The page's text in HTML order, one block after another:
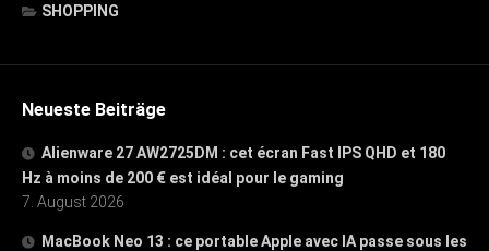
SHOPPING
Neueste Beiträge
Alienware 27 AW2725DM : cet écran Fast IPS QHD et 180
Hz à moins de 200 € est idéal pour le gaming
7. August 2026
MacBook Neo 13 : ce portable Apple avec IA passe sous les